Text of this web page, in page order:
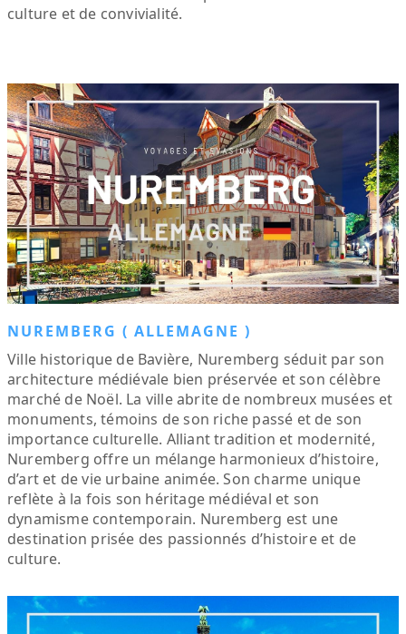
culture et de convivialité.
NUREMBERG ( ALLEMAGNE )
Ville historique de Bavière, Nuremberg séduit par son
architecture médiévale bien préservée et son célèbre
marché de Noël. La ville abrite de nombreux musées et
monuments, témoins de son riche passé et de son
importance culturelle. Alliant tradition et modernité,
Nuremberg offre un mélange harmonieux d’histoire,
d’art et de vie urbaine animée. Son charme unique
reflète à la fois son héritage médiéval et son
dynamisme contemporain. Nuremberg est une
destination prisée des passionnés d’histoire et de
culture.